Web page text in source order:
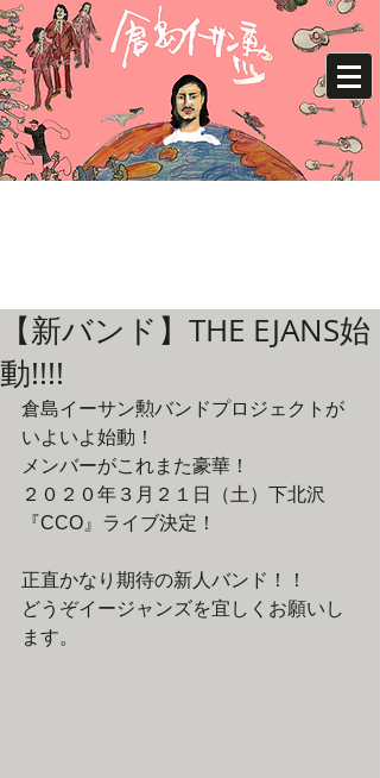
【新バンド】THE EJANS始
動!!!!
倉島イーサン勲バンドプロジェクトが
いよいよ始動！
メンバーがこれまた豪華！
２０２０年３月２１日（土）下北沢
『CCO』ライブ決定！
正直かなり期待の新人バンド！！
どうぞイージャンズを宜しくお願いし
ます。